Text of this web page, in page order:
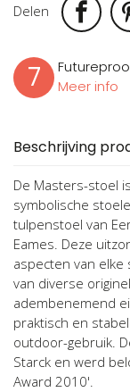
Delen
7
Meer info
Beschrijving
De Masters-stoel
symbolische
tulpenstoel van
Eames. Deze
aspecten van
van diverse
adembenemend
praktisch en
outdoor-gebruik.
Starck en werd
Award 2010'.